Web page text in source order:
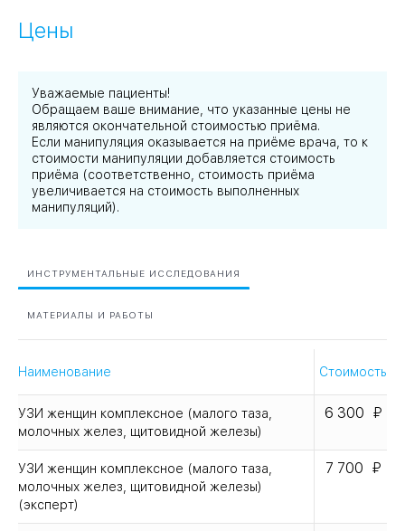
Цены
Уважаемые пациенты!
Обращаем ваше внимание, что указанные цены не
являются окончательной стоимостью приёма.
Если манипуляция оказывается на приёме врача, то к
стоимости манипуляции добавляется стоимость
приёма (соответственно, стоимость приёма
увеличивается на стоимость выполненных
манипуляций).
ИНСТРУМЕНТАЛЬНЫЕ ИССЛЕДОВАНИЯ
МАТЕРИАЛЫ И РАБОТЫ
Наименование Стоимость
УЗИ женщин комплексное (малого таза,
молочных желез, щитовидной железы)
6 300
УЗИ женщин комплексное (малого таза,
молочных желез, щитовидной железы)
(эксперт)
7 700